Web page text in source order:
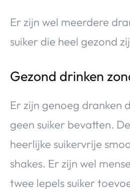
Er zijn wel meerdere
suiker die heel gezond
Gezond drinken
Er zijn genoeg dranken
geen suiker bevatten.
heerlijke suikervrije
shakes. Er zijn wel
twee lepels suiker